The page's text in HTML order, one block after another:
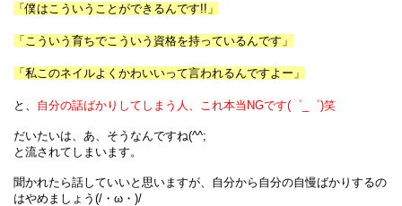
「僕はこういうことができるんです!!」
「こういう育ちでこういう資格を持っているんです」
「私このネイルよくかわいいって言われるんですよー」
と、 自分の話ばかりしてしまう人、これ本当NGです(゜_゜)笑
だいたいは、あ、そうなんですね(^^;
と流されてしまいます。
聞かれたら話していいと思いますが、自分から自分の自慢ばかりするの
はやめましょう(/・ω・)/